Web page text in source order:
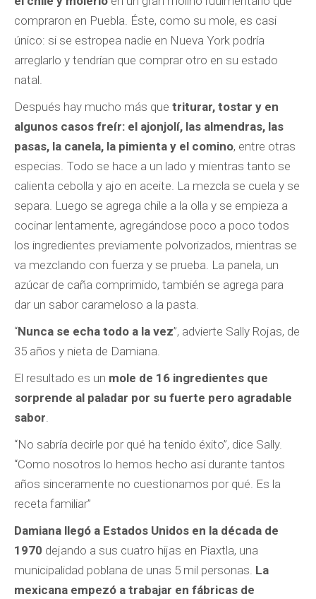
compraron en Puebla. Éste, como su mole, es casi
único: si se estropea nadie en Nueva York podría
arreglarlo y tendrían que comprar otro en su estado
natal.
Después hay mucho más que triturar, tostar y en
algunos casos freír: el ajonjolí, las almendras, las
pasas, la canela, la pimienta y el comino, entre otras
especias. Todo se hace a un lado y mientras tanto se
calienta cebolla y ajo en aceite. La mezcla se cuela y se
separa. Luego se agrega chile a la olla y se empieza a
cocinar lentamente, agregándose poco a poco todos
los ingredientes previamente polvorizados, mientras se
va mezclando con fuerza y se prueba. La panela, un
azúcar de caña comprimido, también se agrega para
dar un sabor carameloso a la pasta.
“Nunca se echa todo a la vez”, advierte Sally Rojas, de
35 años y nieta de Damiana.
El resultado es un mole de 16 ingredientes que
sorprende al paladar por su fuerte pero agradable
sabor.
“No sabría decirle por qué ha tenido éxito”, dice Sally.
“Como nosotros lo hemos hecho así durante tantos
años sinceramente no cuestionamos por qué. Es la
receta familiar”
Damiana llegó a Estados Unidos en la década de
1970 dejando a sus cuatro hijas en Piaxtla, una
municipalidad poblana de unas 5 mil personas. La
mexicana empezó a trabajar en fábricas de